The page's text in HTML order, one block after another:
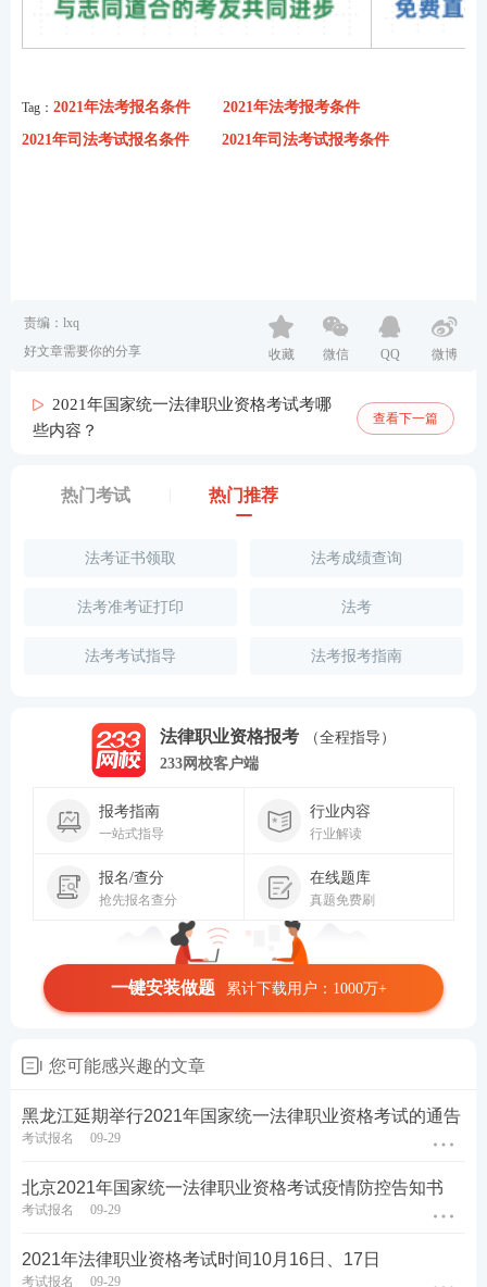
Tag： 2021年法考报名条件
2021年法考报考条件
2021年司法考试报名条件
2021年司法考试报考条件
责编：lxq
好文章需要你的分享
收藏 微信 QQ 微博
2021年国家统一法律职业资格考试考哪
些内容？
查看下一篇
热门考试 热门推荐
法考证书领取 法考成绩查询
法考准考证打印 法考
法考考试指导 法考报考指南
法律职业资格报考
（全程指导）
233网校客户端
报考指南
一站式指导
行业内容
行业解读
报名/查分
抢先报名查分
在线题库
真题免费刷
一键安装做题 累计下载用户：1000万+
您可能感兴趣的文章
黑龙江延期举行2021年国家统一法律职业资格考试的通告
考试报名 09-29
北京2021年国家统一法律职业资格考试疫情防控告知书
考试报名 09-29
2021年法律职业资格考试时间10月16日、17日
考试报名 09-29